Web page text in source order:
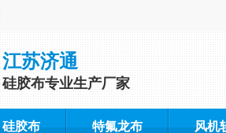
江苏济通
硅胶布专业生产厂家
硅胶布 特氟龙布 风机